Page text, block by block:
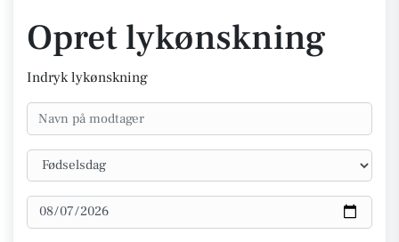
Opret lykønskning
Indryk lykønskning